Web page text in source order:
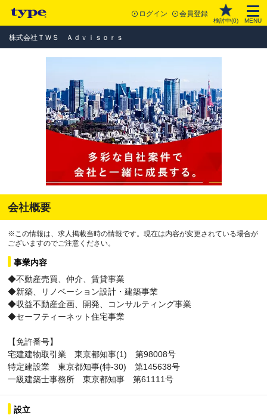
ログイン 会員登録
検討中(0) MENU
株式会社ＴＷＳ Ａｄｖｉｓｏｒｓ
会社概要
※この情報は、求人掲載当時の情報です。現在は内容が変更されている場合が
ございますのでご注意ください。
事業内容
◆不動産売買、仲介、賃貸事業
◆新築、リノベーション設計・建築事業
◆収益不動産企画、開発、コンサルティング事業
◆セーフティーネット住宅事業
【免許番号】
宅建建物取引業 東京都知事(1) 第98008号
特定建設業 東京都知事(特-30) 第145638号
一級建築士事務所 東京都知事 第61111号
設立